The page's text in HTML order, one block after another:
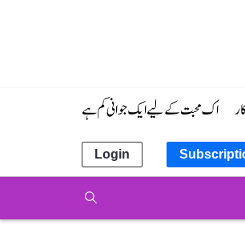
اک محبت کے لیے ایک جوانی کم ہے
Login